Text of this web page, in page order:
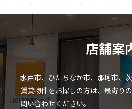
店舗案
水戸市、ひたちなか市、那珂市、
賃貸物件をお探しの方は、最寄り
問い合わせください。